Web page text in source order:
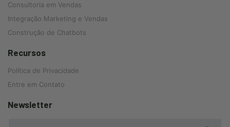
Consultoria em Vendas
Integração Marketing e Vendas
Construção de Chatbots
Recursos
Política de Privacidade
Entre em Contato
Newsletter